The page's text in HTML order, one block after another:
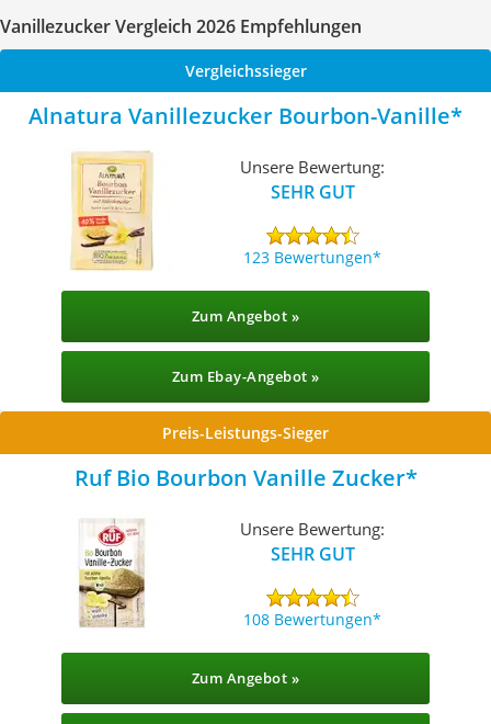
Vanillezucker Vergleich 2026 Empfehlungen
Vergleichssieger
Alnatura Vanillezucker Bourbon-Vanille
Unsere Bewertung:
SEHR GUT
123 Bewertungen
Zum Angebot »
Zum Ebay-Angebot »
Preis-Leistungs-Sieger
Ruf Bio Bourbon Vanille Zucker
Unsere Bewertung:
SEHR GUT
108 Bewertungen
Zum Angebot »